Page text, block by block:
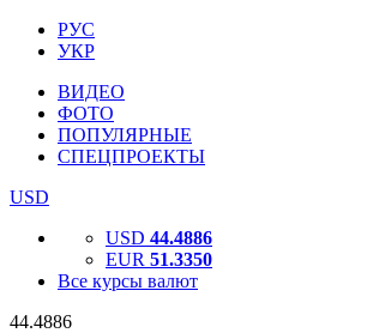
РУС
УКР
ВИДЕО
ФОТО
ПОПУЛЯРНЫЕ
СПЕЦПРОЕКТЫ
USD
USD 44.4886
EUR 51.3350
Все курсы валют
44.4886